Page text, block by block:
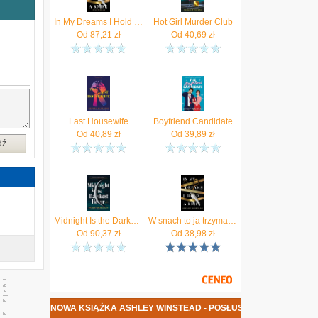
In My Dreams I Hold a Knife
Od 87,21 zł
Hot Girl Murder Club
Od 40,69 zł
Last Housewife
Od 40,89 zł
Boyfriend Candidate
Od 39,89 zł
Midnight Is the Darkest Hour
Od 90,37 zł
W snach to ja trzymam nóż
Od 38,98zł
NOWA KSIĄŻKA ASHLEY WINSTEAD - POSŁUSZNA DATA